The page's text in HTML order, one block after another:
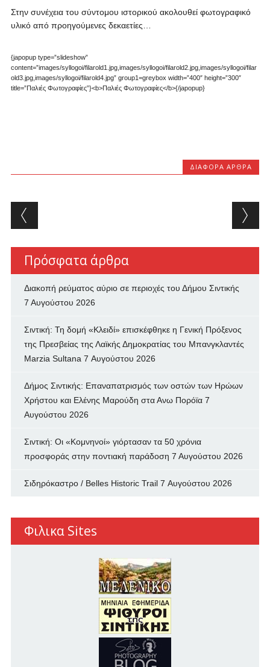
Στην συνέχεια του σύντομου ιστορικού ακολουθεί φωτογραφικό
υλικό από προηγούμενες δεκαετίες…
{japopup type=”slideshow”
content=”images/syllogoi/filarold1.jpg,images/syllogoi/filarold2.jpg,images/syllogoi/filar
old3.jpg,images/syllogoi/filarold4.jpg” group1=greybox width=”400″ height=”300″
title=”Παλιές Φωτογραφίες”}<b>Παλιές Φωτογραφίες</b>{/japopup}
ΔΙΆΦΟΡΑ ΆΡΘΡΑ
Post navigation
Πρόσφατα άρθρα
Διακοπή ρεύματος αύριο σε περιοχές του Δήμου Σιντικής
7 Αυγούστου 2026
Σιντική: Τη δομή «Κλειδί» επισκέφθηκε η Γενική Πρόξενος
της Πρεσβείας της Λαϊκής Δημοκρατίας του Μπανγκλαντές
Marzia Sultana 7 Αυγούστου 2026
Δήμος Σιντικής: Επαναπατρισμός των oστών των Ηρώων
Χρήστου και Ελένης Μαρούδη στα Ανω Πορόϊα 7
Αυγούστου 2026
Σιντική: Οι «Κομνηνοί» γιόρτασαν τα 50 χρόνια
προσφοράς στην ποντιακή παράδοση 7 Αυγούστου 2026
Σιδηρόκαστρο / Belles Historic Trail 7 Αυγούστου 2026
Φιλικα Sites